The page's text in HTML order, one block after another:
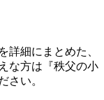
詳細にまとめた、
な方は『秩父の小
さい。